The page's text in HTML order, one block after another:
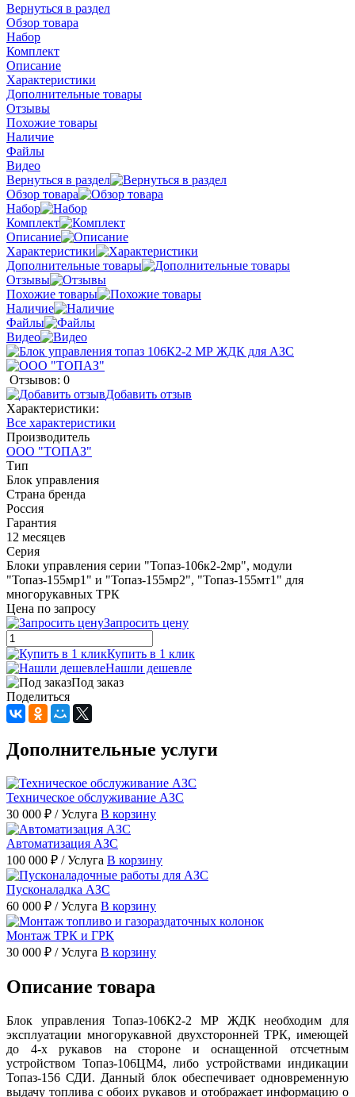
Вернуться в раздел
Обзор товара
Набор
Комплект
Описание
Характеристики
Дополнительные товары
Отзывы
Похожие товары
Наличие
Файлы
Видео
Вернуться в раздел
Обзор товара
Набор
Комплект
Описание
Характеристики
Дополнительные товары
Отзывы
Похожие товары
Наличие
Файлы
Видео
Отзывов: 0
Добавить отзыв
Характеристики:
Все характеристики
Производитель
ООО "ТОПАЗ"
Тип
Блок управления
Страна бренда
Россия
Гарантия
12 месяцев
Серия
Блоки управления серии "Топаз-106к2-2мр", модули
"Топаз-155мр1" и "Топаз-155мр2", "Топаз-155мт1" для
многорукавных ТРК
Цена по запросу
Запросить цену
Купить в 1 клик
Нашли дешевле
Под заказ
Поделиться
Дополнительные услуги
Техническое обслуживание АЗС
30 000 ₽ / Услуга В корзину
Автоматизация АЗС
100 000 ₽ / Услуга В корзину
Пусконаладка АЗС
60 000 ₽ / Услуга В корзину
Монтаж ТРК и ГРК
30 000 ₽ / Услуга В корзину
Описание товара
Блок управления Топаз-106К2-2 МР ЖДК необходим для
эксплуатации многорукавной двухсторонней ТРК, имеющей
до 4-х рукавов на стороне и оснащенной отсчетным
устройством Топаз-106ЦМ4, либо устройствами индикации
Топаз-156 СДИ. Данный блок обеспечивает одновременную
выдачу топлива с обоих рукавов и отображает информацию о